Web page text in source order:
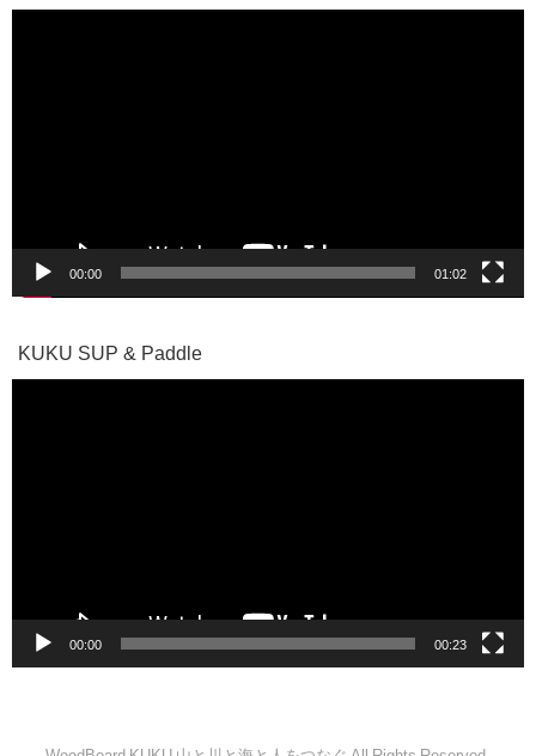
00:00 01:02
KUKU SUP & Paddle
00:00 00:23